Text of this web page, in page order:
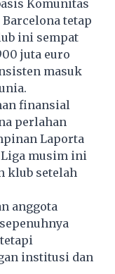
Komunitas
tetap
ini sempat
juta euro
masuk
finansial
perlahan
Laporta
musim ini
klub setelah
anggota
institusi dan